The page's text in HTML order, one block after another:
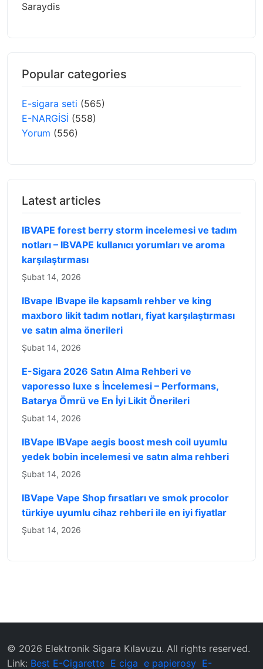
Saraydis
Popular categories
E-sigara seti (565)
E-NARGİSİ (558)
Yorum (556)
Latest articles
IBVAPE forest berry storm incelemesi ve tadım
notları – IBVAPE kullanıcı yorumları ve aroma
karşılaştırması
Şubat 14, 2026
IBvape IBvape ile kapsamlı rehber ve king
maxboro likit tadım notları, fiyat karşılaştırması
ve satın alma önerileri
Şubat 14, 2026
E-Sigara 2026 Satın Alma Rehberi ve
vaporesso luxe s İncelemesi – Performans,
Batarya Ömrü ve En İyi Likit Önerileri
Şubat 14, 2026
IBVape IBVape aegis boost mesh coil uyumlu
yedek bobin incelemesi ve satın alma rehberi
Şubat 14, 2026
IBVape Vape Shop fırsatları ve smok procolor
türkiye uyumlu cihaz rehberi ile en iyi fiyatlar
Şubat 14, 2026
© 2026 ‌Elektronik Sigara Kılavuzu‌. All rights reserved.
Link: Best E-Cigarette E ciga e papierosy E-